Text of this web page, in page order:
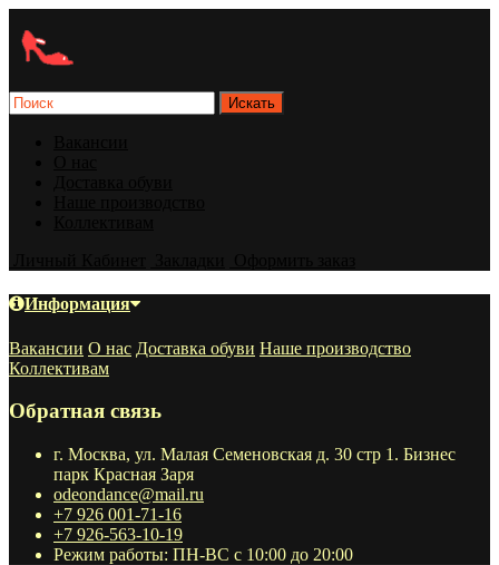
Информация
Вакансии О нас Доставка обуви Наше производство
Коллективам
Обратная связь
г. Москва, ул. Малая Семеновская д. 30 стр 1. Бизнес
парк Красная Заря
odeondance@mail.ru
+7 926 001-71-16
+7 926-563-10-19
Режим работы: ПН-ВС с 10:00 до 20:00